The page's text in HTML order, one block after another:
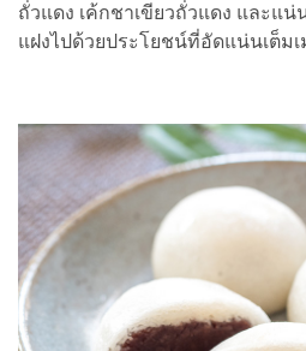
ถั่วแดง เค้กชาเขียวถั่วแดง และแ
แฝงไปด้วยประโยชน์ที่อัดแน่นเต็ม